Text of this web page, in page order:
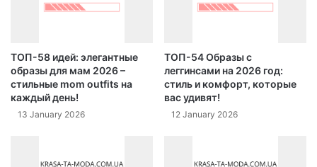
ТОП-58 идей: элегантные
образы для мам 2026 –
стильные mom outfits на
каждый день!
13 January 2026
ТОП-54 Образы с
леггинсами на 2026 год:
стиль и комфорт, которые
вас удивят!
12 January 2026